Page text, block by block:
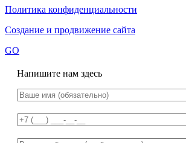
Политика конфиденциальности
Создание и продвижение сайта
GO
Напишите нам здесь